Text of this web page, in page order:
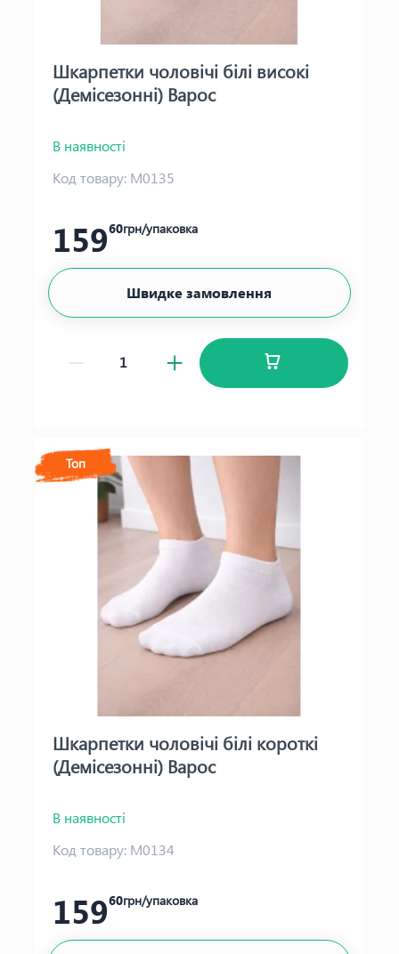
Шкарпетки чоловічі білі високі
(Демісезонні) Варос
В наявності
Код товару: М0135
15960грн/упаковка
Швидке замовлення
Топ
Шкарпетки чоловічі білі короткі
(Демісезонні) Варос
В наявності
Код товару: М0134
15960грн/упаковка